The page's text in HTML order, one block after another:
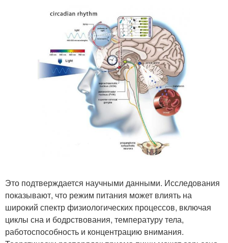
Это подтверждается научными данными. Исследования
показывают, что режим питания может влиять на
широкий спектр физиологических процессов, включая
циклы сна и бодрствования, температуру тела,
работоспособность и концентрацию внимания.